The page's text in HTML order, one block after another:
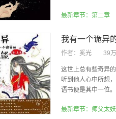
最新章节：第二章
我有一个诡异
作者： 奚光 39
这世上总有些奇异
听到他人心中所想
语书便是其中一位
最新章节：师父太